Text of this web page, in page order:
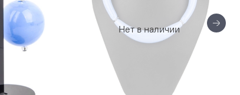
Нет в наличии